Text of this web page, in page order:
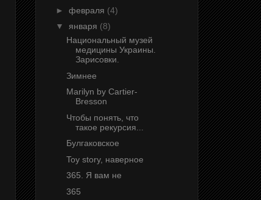
► февраля (4)
▼ января (8)
Национальный музей
медицины Украины.
Зарисовки.
Зимнее
Marilyn by Cartier-
Bresson
Чтобы понять, что
такое рекурсия...
Булгаковское
Toy story, наверное
365. Я вам не
365